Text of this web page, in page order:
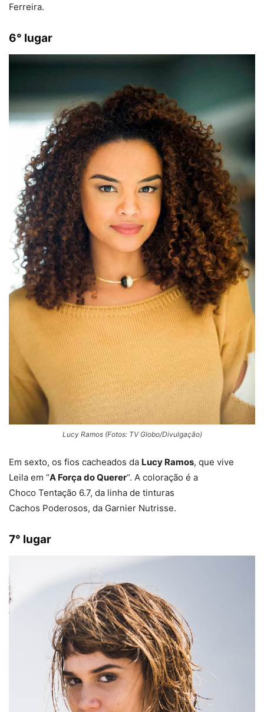
Ferreira.
6° lugar
Lucy Ramos (Fotos: TV Globo/Divulgação)
Em sexto, os fios cacheados da Lucy Ramos, que vive
Leila em “A Força do Querer“. A coloração é a
Choco Tentação 6.7, da linha de tinturas
Cachos Poderosos, da Garnier Nutrisse.
7° lugar